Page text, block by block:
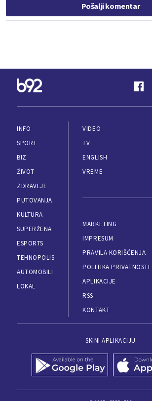
Pošalji komentar
INFO
SPORT
BIZ
ŽIVOT
ZDRAVLJE
PUTOVANJA
KULTURA
SUPERŽENA
ESPORTS
TEHNOPOLIS
AUTOMOBILI
LOKAL
VIDEO
TV
ENGLISH
VREME
MARKETING
IMPRESUM
PRAVILA KORIŠĆENJA
POLITIKA PRIVATNOSTI
APLIKACIJE
RSS
KONTAKT
SKINI APLIKACIJU